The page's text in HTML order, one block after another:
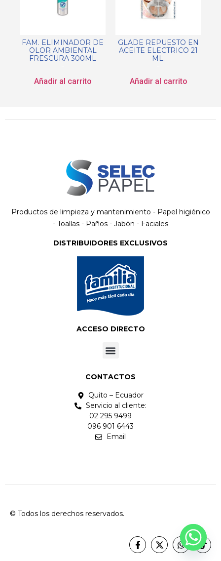
FAM. ELIMINADOR DE
OLOR AMBIENTAL
FRESCURA 300ML
Añadir al carrito
GLADE REPUESTO EN
ACEITE ELECTRICO 21
ML.
Añadir al carrito
Productos de limpieza y mantenimiento - Papel higiénico
- Toallas - Paños - Jabón - Faciales
DISTRIBUIDORES EXCLUSIVOS
ACCESO DIRECTO
CONTACTOS
Quito – Ecuador
Servicio al cliente:
02 295 9499
096 901 6443
Email
© Todos los derechos reservados.